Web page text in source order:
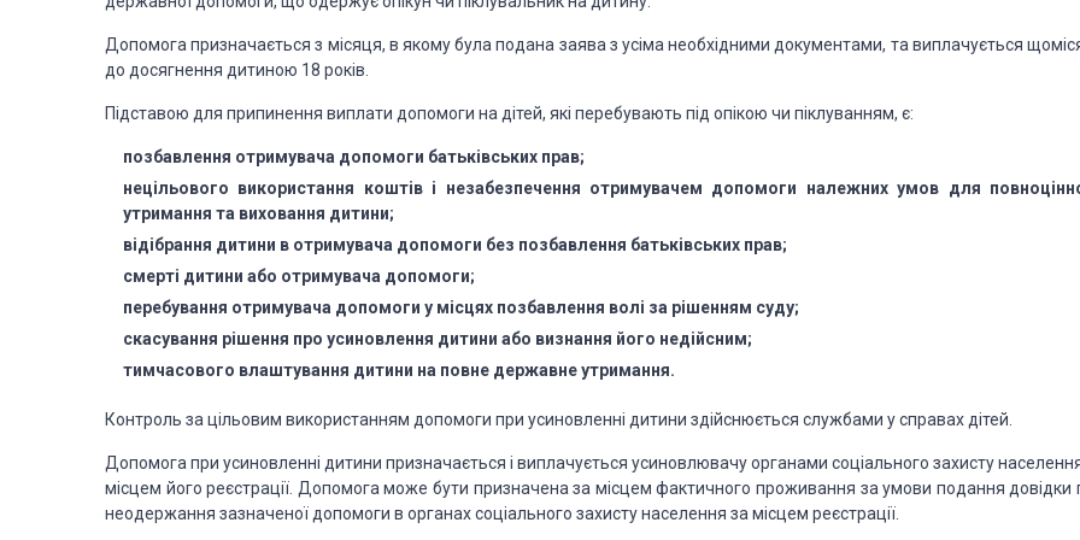
Допомога призначається з місяця, в якому була подана заява з усіма необхідними документами, та виплачується
до досягнення дитиною 18 років.
Підставою для припинення виплати допомоги на дітей, які перебувають під опікою чи піклуванням, є:
позбавлення отримувача допомоги батьківських прав;
нецільового використання коштів і незабезпечення отримувачем допомоги належних умов для
утримання та виховання дитини;
відібрання дитини в отримувача допомоги без позбавлення батьківських прав;
смерті дитини або отримувача допомоги;
перебування отримувача допомоги у місцях позбавлення волі за рішенням суду;
скасування рішення про усиновлення дитини або визнання його недійсним;
тимчасового влаштування дитини на повне державне утримання.
Контроль за цільовим використанням допомоги при усиновленні дитини здійснюється службами у справах дітей.
Допомога при усиновленні дитини призначається і виплачується усиновлювачу органами соціального захисту
місцем його реєстрації. Допомога може бути призначена за місцем фактичного проживання за умови подання довідки
неодержання зазначеної допомоги в органах соціального захисту населення за місцем реєстрації.